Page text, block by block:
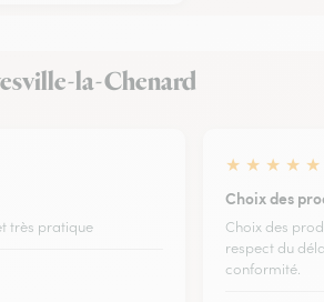
la-Chenard
très pratique
★ ★ ★ ★ ★
Choix des
Choix des
respect du
conformité.